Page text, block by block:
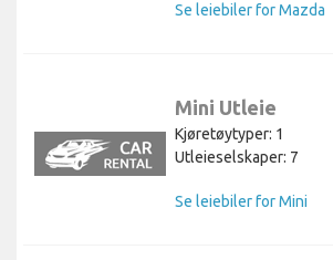
Se leiebiler for Mazda
Mini Utleie
Kjøretøytyper: 1
Utleieselskaper: 7
Se leiebiler for Mini